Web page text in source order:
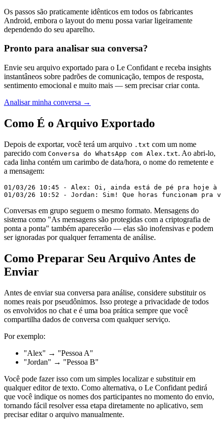
Os passos são praticamente idênticos em todos os fabricantes
Android, embora o layout do menu possa variar ligeiramente
dependendo do seu aparelho.
Pronto para analisar sua conversa?
Envie seu arquivo exportado para o Le Confidant e receba insights
instantâneos sobre padrões de comunicação, tempos de resposta,
sentimento emocional e muito mais — sem precisar criar conta.
Analisar minha conversa →
Como É o Arquivo Exportado
Depois de exportar, você terá um arquivo .txt com um nome
parecido com Conversa do WhatsApp com Alex.txt. Ao abri-lo,
cada linha contém um carimbo de data/hora, o nome do remetente e
a mensagem:
01/03/26 10:45 - Alex: Oi, ainda está de pé pra hoje à
Conversas em grupo seguem o mesmo formato. Mensagens do
sistema como "As mensagens são protegidas com a criptografia de
ponta a ponta" também aparecerão — elas são inofensivas e podem
ser ignoradas por qualquer ferramenta de análise.
Como Preparar Seu Arquivo Antes de
Enviar
Antes de enviar sua conversa para análise, considere substituir os
nomes reais por pseudônimos. Isso protege a privacidade de todos
os envolvidos no chat e é uma boa prática sempre que você
compartilha dados de conversa com qualquer serviço.
Por exemplo:
"Alex" → "Pessoa A"
"Jordan" → "Pessoa B"
Você pode fazer isso com um simples localizar e substituir em
qualquer editor de texto. Como alternativa, o Le Confidant pedirá
que você indique os nomes dos participantes no momento do envio,
tornando fácil resolver essa etapa diretamente no aplicativo, sem
precisar editar o arquivo manualmente.